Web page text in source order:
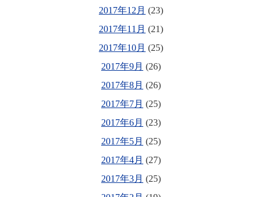
2017年12月 (23)
2017年11月 (21)
2017年10月 (25)
2017年9月 (26)
2017年8月 (26)
2017年7月 (25)
2017年6月 (23)
2017年5月 (25)
2017年4月 (27)
2017年3月 (25)